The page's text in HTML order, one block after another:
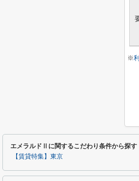
※
エメラルドⅡに関するこだわり条件から探す
【賃貸特集】東京